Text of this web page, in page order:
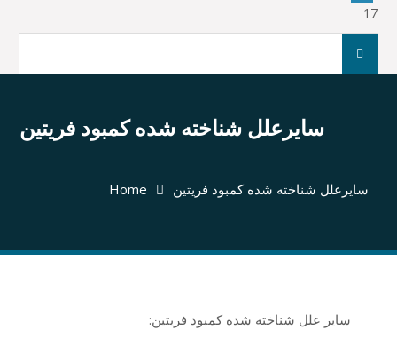
17
جست
سایرعلل شناخته شده کمبود فریتین
Home سایرعلل شناخته شده کمبود فریتین
سایر علل شناخته شده کمبود فریتین: